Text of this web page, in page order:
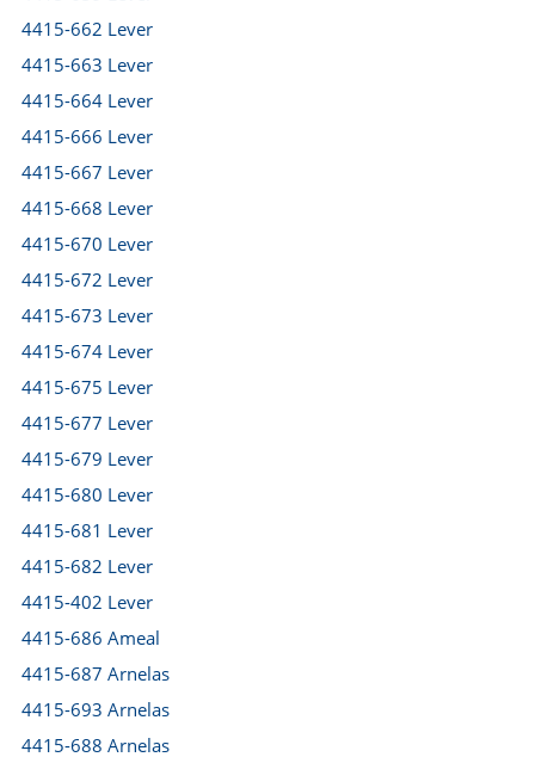
4415-662 Lever
4415-663 Lever
4415-664 Lever
4415-666 Lever
4415-667 Lever
4415-668 Lever
4415-670 Lever
4415-672 Lever
4415-673 Lever
4415-674 Lever
4415-675 Lever
4415-677 Lever
4415-679 Lever
4415-680 Lever
4415-681 Lever
4415-682 Lever
4415-402 Lever
4415-686 Ameal
4415-687 Arnelas
4415-693 Arnelas
4415-688 Arnelas